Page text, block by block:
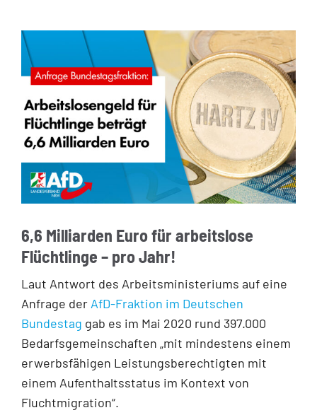
6,6 Milliarden Euro für arbeitslose
Flüchtlinge – pro Jahr!
Laut Antwort des Arbeitsministeriums auf eine
Anfrage der AfD-Fraktion im Deutschen
Bundestag gab es im Mai 2020 rund 397.000
Bedarfsgemeinschaften „mit mindestens einem
erwerbsfähigen Leistungsberechtigten mit
einem Aufenthaltsstatus im Kontext von
Fluchtmigration“.